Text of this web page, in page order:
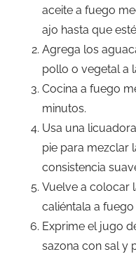
aceite a fuego
ajo hasta que
Agrega los
pollo o vegetal a
Cocina a fuego
minutos.
Usa una
pie para mezclar
consistencia
Vuelve a colocar
caliéntala a fuego
Exprime el jugo
sazona con sal y